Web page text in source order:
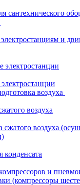
сантехнического
и
электростанции
воздуха
воздуха
сжатого воздуха
конденсата
и
(компрессоры